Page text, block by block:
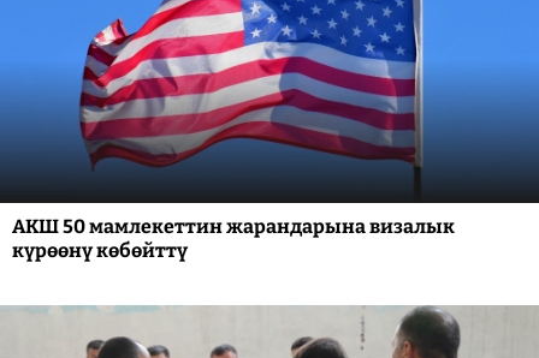
АКШ 50 мамлекеттин жарандарына визалык
күрөөнү көбөйттү